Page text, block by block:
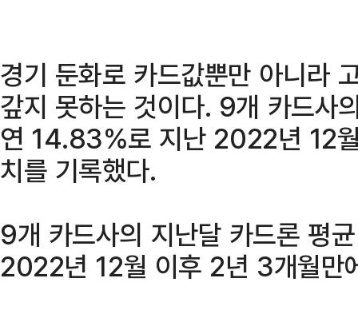
경기 둔화로 카드값뿐만 아니라
갚지 못하는 것이다. 9개 카드사
연 14.83%로 지난 2022년 12
치를 기록했다.
9개 카드사의 지난달 카드론 평
2022년 12월 이후 2년 3개월만